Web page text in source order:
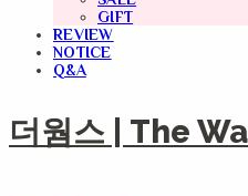
GIFT
REVIEW
NOTICE
Q&A
더웜스 | The